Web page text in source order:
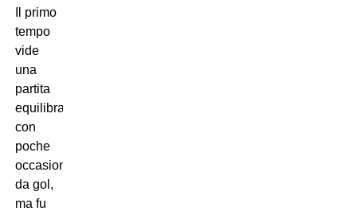
Il primo
tempo
vide
una
partita
equilibrata,
con
poche
occasioni
da gol,
ma fu